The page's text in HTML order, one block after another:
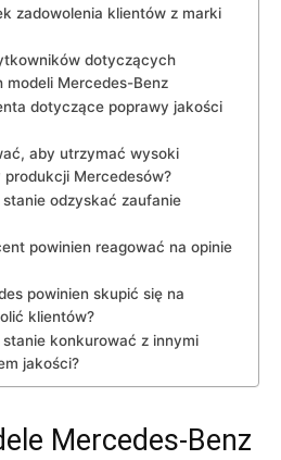
zadowolenia‍ klientów z marki
⁤dotyczących
Mercedes-Benz
⁣dotyczące poprawy jakości
aby utrzymać wysoki
Mercedesów?
⁤odzyskać zaufanie
powinien reagować na‍ opinie
powinien skupić się na
klientów?
konkurować z innymi
jakości?
Mercedes-Benz